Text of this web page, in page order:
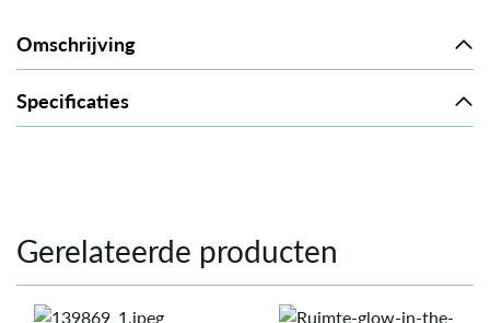
Omschrijving
Specificaties
Gerelateerde producten